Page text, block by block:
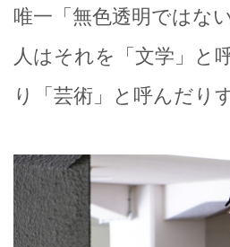
唯一「無色透明ではな
人はそれを「文学」と
り「芸術」と呼んだり